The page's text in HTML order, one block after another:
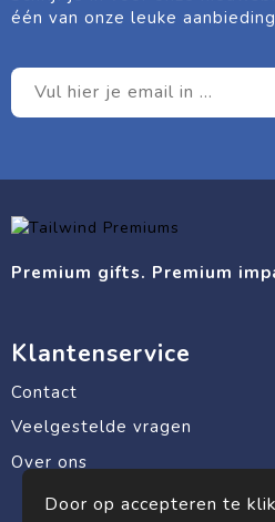
één van onze leuke
Premium gifts. Premium
Klantenservice
Contact
Veelgestelde vragen
Over ons
Door op accepteren te